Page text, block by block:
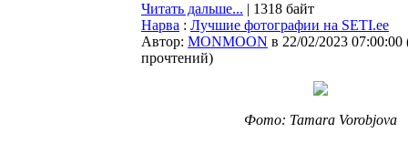
Читать дальше... | 1318 байт
Нарва : Лучшие фотографии на SETI.ee
Автор: MONMOON в 22/02/2023 07:00:00
прочтений)
Фото: Tamara Vorobjova